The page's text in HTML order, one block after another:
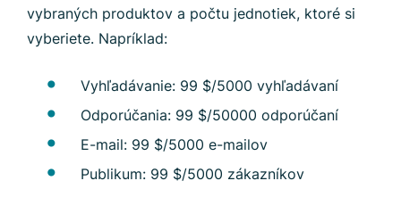
vybraných produktov a počtu jednotiek, ktoré si
vyberiete. Napríklad:
Vyhľadávanie: 99 $/5000 vyhľadávaní
Odporúčania: 99 $/50000 odporúčaní
E-mail: 99 $/5000 e-mailov
Publikum: 99 $/5000 zákazníkov